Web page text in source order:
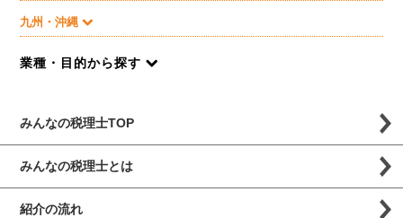
九州・沖縄
業種・目的から探す
みんなの税理士TOP
みんなの税理士とは
紹介の流れ